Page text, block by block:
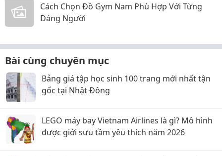
Cách Chọn Đồ Gym Nam Phù Hợp Với Từng
Dáng Người
Bài cùng chuyên mục
Bảng giá tập học sinh 100 trang mới nhất tận
gốc tại Nhật Đông
LEGO máy bay Vietnam Airlines là gì? Mô hình
được giới sưu tầm yêu thích năm 2026